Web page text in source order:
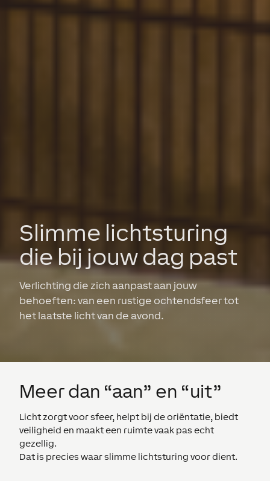
Slimme lichtsturing
die bij jouw dag past
Verlichting die zich aanpast aan jouw
behoeften: van een rustige ochtendsfeer tot
het laatste licht van de avond.
Meer dan “aan” en “uit”
Licht zorgt voor sfeer, helpt bij de oriëntatie, biedt
veiligheid en maakt een ruimte vaak pas echt
gezellig.
Dat is precies waar slimme lichtsturing voor dient.